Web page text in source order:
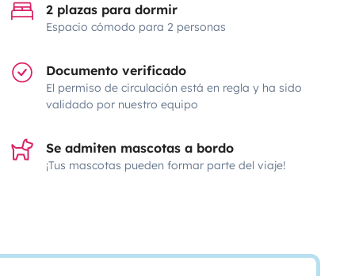
2 plazas para dormir
Espacio cómodo para 2 personas
Documento verificado
El permiso de circulación está en regla y ha sido
validado por nuestro equipo
Se admiten mascotas a bordo
¡Tus mascotas pueden formar parte del viaje!